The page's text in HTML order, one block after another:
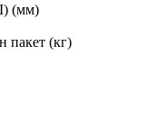
(мм)
пакет (кг)